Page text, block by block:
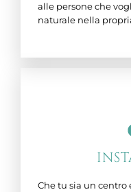
alle persone che
naturale nella
Che tu sia un centro